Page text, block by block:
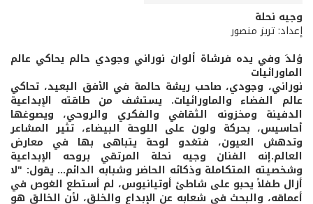
وجيه نحلة
إعداد: تريز منصور
وُلدَ وفي يده فرشاة ألوان نوراني وجودي حالم يحاكي عالم
الماورائيات
نوراني، وجودي، صاحب ريشة حالمة في الأفق البعيد، تحاكي
عالم الفضاء والماورائيات. يستشف من طاقته الإبداعية
الدفينة ومخزونه الثقافي والفكري والروحي، ويصوغها
أحاسيس، بحركة ولون على اللوحة البيضاء، تثير المشاعر
وتدهش العيون، فتغدو لوحة يتباهى بها في معارض
العالم.إنه الفنان وجيه نحلة المرتقي بروحه الإبداعية
وشخصيته المتكاملة وذكائه الحاضر وشبابه الدائم... يقول: "لا
أزال طفلاً يحبو على شاطئ أوتيانيوس، لم أستطع الغوص في
أعماقه، والبحث في شعابه عن الإبداع والخلق، لأن الخالق هو